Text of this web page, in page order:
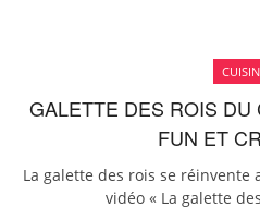
GALETTE DES ROIS DU
FUN ET
La galette des rois se réinvente
vidéo « La galette